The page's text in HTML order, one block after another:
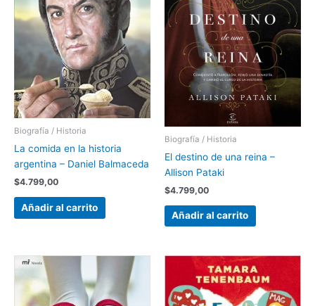
Biografía / Historia
La comida en la historia
argentina – Daniel Balmaceda
$4.799,00
Añadir al carrito
Biografía / Historia
El destino de una reina –
Allison Pataki
$4.799,00
Añadir al carrito